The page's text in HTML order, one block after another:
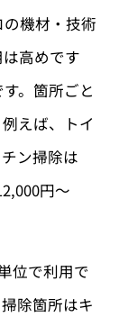
機材・技術
高めです
。箇所ごと
えば、トイ
ン掃除は
円〜
位で利用で
除箇所はキ